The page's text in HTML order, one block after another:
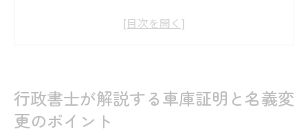
適
車庫証明や名義変更は行政書士へ任せて効率化
行政書士が解説する車庫証明と名義変
更のポイント